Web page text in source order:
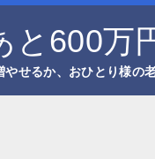
600万
せるか、おひとり様の